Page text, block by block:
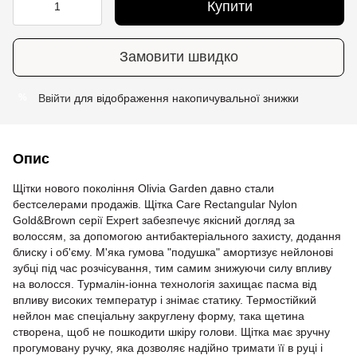
Купити
Замовити швидко
Ввійти для відображення накопичувальної знижки
Опис
Щітки нового покоління Olivia Garden давно стали
бестселерами продажів. Щітка Care Rectangular Nylon
Gold&Brown серії Expert забезпечує якісний догляд за
волоссям, за допомогою антибактеріального захисту, додання
блиску і об'єму. М'яка гумова "подушка" амортизує нейлонові
зубці під час розчісування, тим самим знижуючи силу впливу
на волосся. Турмалін-іонна технологія захищає пасма від
впливу високих температур і знімає статику. Термостійкий
нейлон має спеціальну закруглену форму, така щетина
створена, щоб не пошкодити шкіру голови. Щітка має зручну
прогумовану ручку, яка дозволяє надійно тримати її в руці і